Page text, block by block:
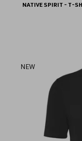
NATIVE SPIRIT - T-
NEW